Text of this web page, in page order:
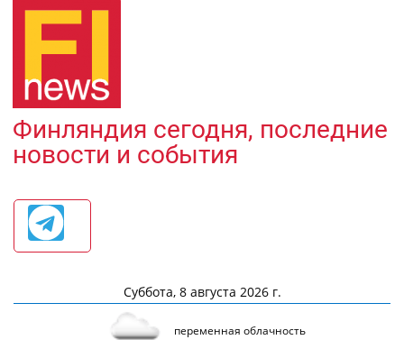
Финляндия сегодня, последние
новости и события
Суббота, 8 августа 2026 г.
переменная облачность